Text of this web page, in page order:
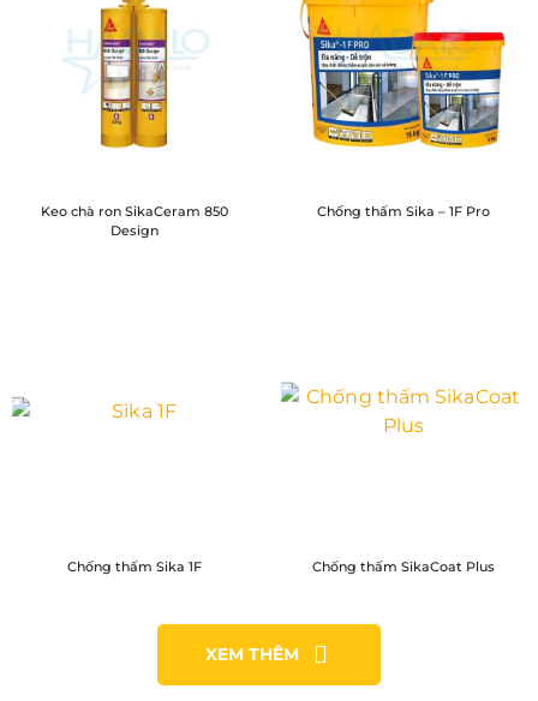
Keo chà ron SikaCeram 850
Design
Chống thấm Sika – 1F Pro
Chống thấm Sika 1F Chống thấm SikaCoat Plus
XEM THÊM